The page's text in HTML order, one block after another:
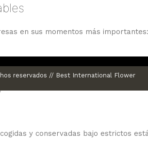
en sus momentos más
calidad y un servicio de
y conservadas bajo estrictos
reservados // Best International Flower